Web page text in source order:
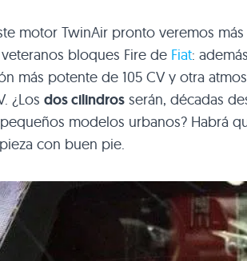
motor TwinAir pronto veremos
bloques Fire de Fiat:
más potente de 105 CV y otra
¿Los dos cilindros serán, décadas
modelos urbanos? Habrá
con buen pie.